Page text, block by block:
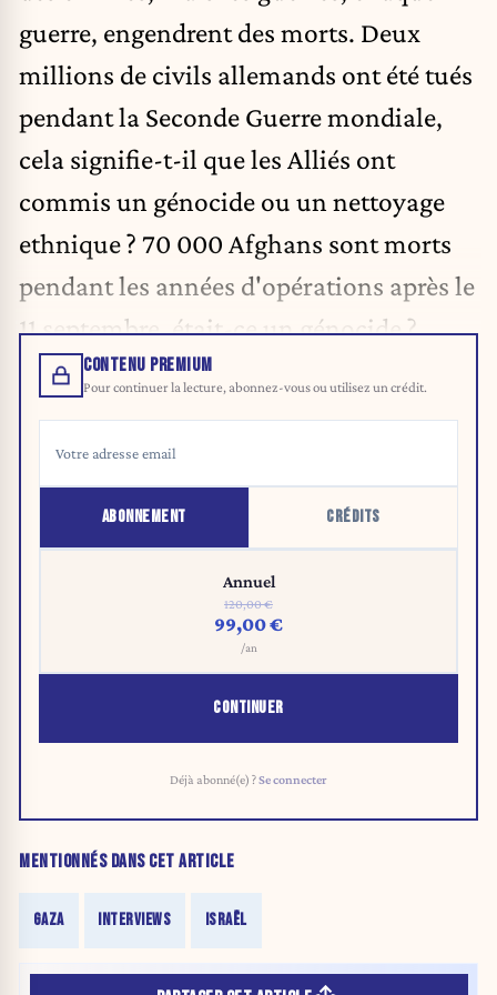
guerre, engendrent des morts. Deux
millions de civils allemands ont été tués
pendant la Seconde Guerre mondiale,
cela signifie-t-il que les Alliés ont
commis un génocide ou un nettoyage
ethnique ? 70 000 Afghans sont morts
pendant les années d'opérations après le
11 septembre, était-ce un génocide ?
CONTENU PREMIUM
Pour continuer la lecture, abonnez-vous ou utilisez un crédit.
ABONNEMENT CRÉDITS
Annuel
120,00 €
99,00 €
/an
CONTINUER
Déjà abonné(e) ?Se connecter
MENTIONNÉS DANS CET ARTICLE
GAZA INTERVIEWS ISRAËL